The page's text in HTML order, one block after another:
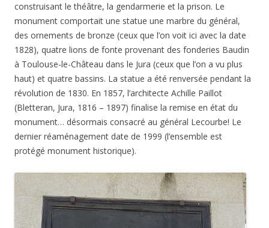
construisant le théâtre, la gendarmerie et la prison. Le
monument comportait une statue une marbre du général,
des ornements de bronze (ceux que l’on voit ici avec la date
1828), quatre lions de fonte provenant des fonderies Baudin
à Toulouse-le-Château dans le Jura (ceux que l’on a vu plus
haut) et quatre bassins. La statue a été renversée pendant la
révolution de 1830. En 1857, l’architecte Achille Paillot
(Bletteran, Jura, 1816 – 1897) finalise la remise en état du
monument… désormais consacré au général Lecourbe! Le
dernier réaménagement date de 1999 (l’ensemble est
protégé monument historique).